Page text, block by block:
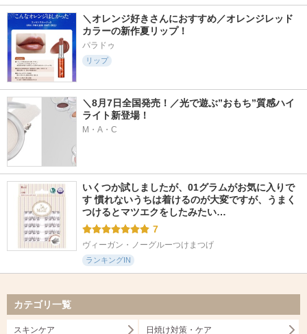
＼オレンジ好きさんにおすすめ／オレンジレッド
カラーの新作夏リップ！
パラドゥ
リップ
＼8月7日全国発売！／光で遊ぶ”おもち”質感ハイ
ライト新登場！
M・A・C
いくつか試しましたが、01グラムがお気に入りで
す 慣れないうちは着けるのが大変ですが、うまく
つけるとマツエクをしたみたい…
7
ヴィーガン・ノーグルーつけまつげ
ランキングIN
カテゴリ一覧
スキンケア 日焼け対策・ケア